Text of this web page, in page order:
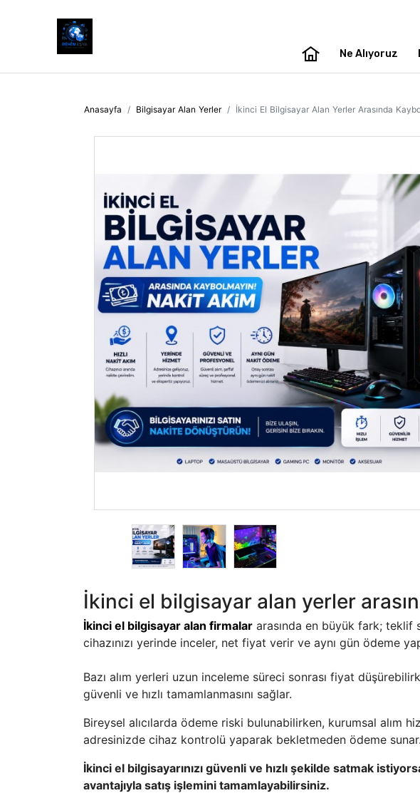
Ne Alıyoruz
Anasayfa Bilgisayar Alan Yerler İkinci El Bilgisayar Alan Yerler Arasında
İkinci el bilgisayar alan yerler
İkinci el bilgisayar alan firmalar arasında en büyük fark; teklif
cihazınızı yerinde inceler, net fiyat verir ve aynı gün ödeme
Bazı alım yerleri uzun inceleme süreci sonrası fiyat
güvenli ve hızlı tamamlanmasını sağlar.
Bireysel alıcılarda ödeme riski bulunabilirken, kurumsal alım
adresinizde cihaz kontrolü yaparak bekletmeden ödeme sunar.
İkinci el bilgisayarınızı güvenli ve hızlı şekilde satmak
avantajıyla satış işlemini tamamlayabilirsiniz.